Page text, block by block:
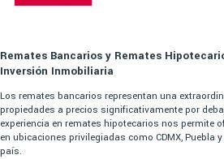
Remates Bancarios y Remates
Inversión Inmobiliaria
Los remates bancarios representan una
propiedades a precios significativamente por
experiencia en remates hipotecarios nos permite
en ubicaciones privilegiadas como CDMX, Puebla
país.